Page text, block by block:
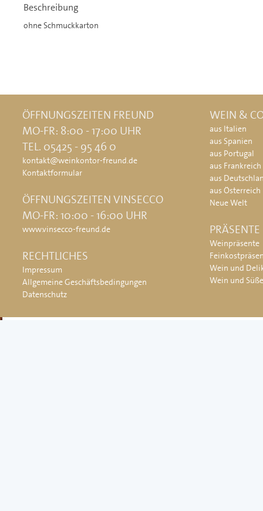
Beschreibung
ohne Schmuckkarton
ÖFFNUNGSZEITEN FREUND
MO-FR: 8:00 - 17:00 UHR
TEL. 05425 - 95 46 0
kontakt@weinkontor-freund.de
Kontaktformular
ÖFFNUNGSZEITEN VINSECCO
MO-FR: 10:00 - 16:00 UHR
www.vinsecco-freund.de
RECHTLICHES
Impressum
Allgemeine Geschäftsbedingungen
Datenschutz
WEIN &
aus Italien
aus Spanien
aus Portugal
aus Frankreich
aus
aus Österreich
Neue Welt
PRÄSENTE
Weinpräsente
Wein und
Wein und